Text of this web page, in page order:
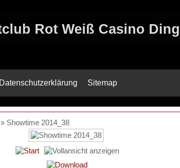
Rot Weiß Casino
Datenschutzerklärung Sitemap
» Showtime 2014_38